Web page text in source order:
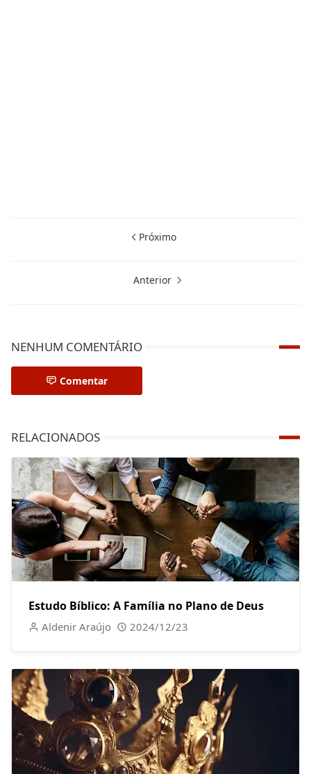
Próximo
Anterior
NENHUM COMENTÁRIO
Comentar
RELACIONADOS
Estudo Bíblico: A Família no Plano de Deus
Aldenir Araújo 2024/12/23